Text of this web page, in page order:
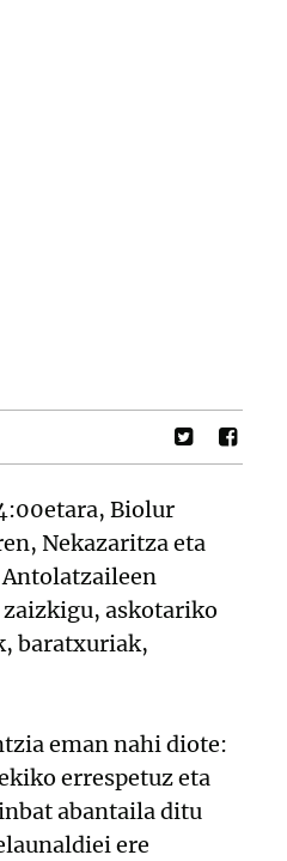
Biolur
Nekazaritza eta
askotariko
baratxuriak,
eman nahi diote:
errespetuz eta
abantaila ditu
ere